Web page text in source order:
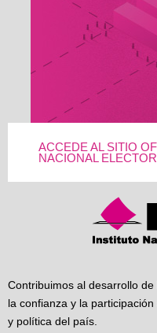
ACCEDE AL SITIO
NACIONAL
Contribuimos al desarrollo
la confianza y la
y política del país.